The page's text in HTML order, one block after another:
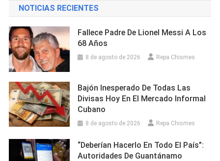
NOTICIAS RECIENTES
Fallece Padre De Lionel Messi A Los
68 Años
8 de agosto de 2026 Repa Chismes
Bajón Inesperado De Todas Las
Divisas Hoy En El Mercado Informal
Cubano
8 de agosto de 2026 Repa Chismes
“Deberían Hacerlo En Todo El País”:
Autoridades De Guantánamo